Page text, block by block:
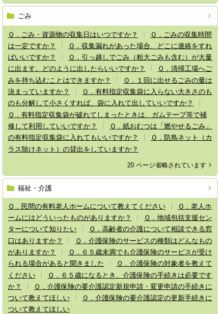
ごみ
Ｑ．ごみ・資源物の収集日はいつですか？
Ｑ．ごみの収集時間
は一定ですか？
Ｑ．収集漏れがあった場合、どこに連絡をすれ
ばいいですか？
Ｑ．引っ越しでごみ（粗大ごみも含む）が大量
に出ます。どのように出したらいいですか？
Ｑ．清掃工場へご
みを持ち込むことはできますか？
Ｑ．１回に出せるごみの量は
決まっていますか？
Ｑ．有料指定収集袋に入らない大きさのも
のも分解して小さくすれば、袋に入れて出していいですか？
Ｑ．有料指定収集袋が破れてしまったときは、ガムテープ等で補
修して利用していいですか？
Ｑ．紙おむつは「燃やせるごみ」
の有料指定収集袋に入れてもいいですか？
Ｑ．防鳥ネット（カ
ラス除けネット）の貸出をしていますか？
20 ページ省略されています
福祉・介護
Ｑ．民間の有料老人ホームについて教えてください
Ｑ．老人ホ
ームにはどういったものがありますか？
Ｑ．地域包括支援セン
ターについて知りたい
Ｑ．高齢者の介護について相談できる窓
口はありますか？
Ｑ．介護保険のサービスの種類はどんなもの
がありますか？
Ｑ．６５歳未満でも介護保険のサービスが受け
られる場合があると聞きました
Ｑ．介護保険の対象者を教えて
ください
Ｑ．６５歳になるとき、介護保険の手続きは必要です
か？
Ｑ．介護保険の要介護認定新規申請・変更申請の手続きに
ついて教えてほしい
Ｑ．介護保険の要介護認定の更新手続きに
ついて教えてほしい